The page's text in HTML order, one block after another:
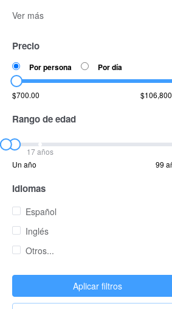
Ver más
Precio
Por persona Por día
$700.00
Rango de edad
17 años
Un año
99
Idiomas
Español
Inglés
Otros...
Aplicar filtros